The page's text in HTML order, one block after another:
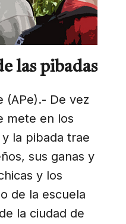
las pibadas
(APe).- De vez
mete en los
la pibada trae
sus ganas y
y los
de la escuela
la ciudad de